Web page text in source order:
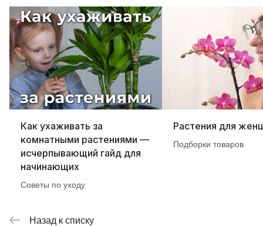
Как ухаживать за
комнатными растениями —
исчерпывающий гайд для
начинающих
Советы по уходу
Растения для
Подборки товаров
Назад к списку